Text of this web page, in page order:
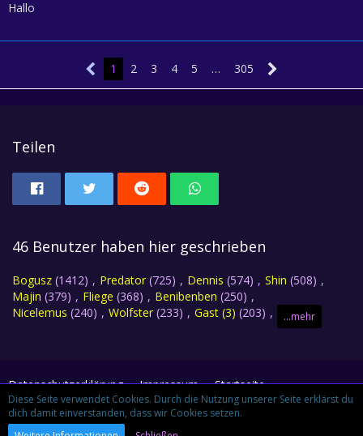
Hallo
1 2 3 4 5 … 305
Teilen
46 Benutzer haben hier geschrieben
Bogusz (1412) Predator (725) Dennis (574) Shin (508)
Majin (379) Fliege (368) Benibenben (250)
Nicelemus (240) Wolfster (233) Gast (3) (203) ...mehr
Datenschutzerklärung Impressum Startseite
Community-Software:
Diese Seite verwendet Cookies. Durch die Nutzung unserer Seite erklärst du
dich damit einverstanden, dass wir Cookies setzen.